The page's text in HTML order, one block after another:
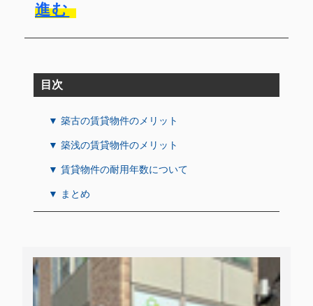
進む
目次
▼ 築古の賃貸物件のメリット
▼ 築浅の賃貸物件のメリット
▼ 賃貸物件の耐用年数について
▼ まとめ